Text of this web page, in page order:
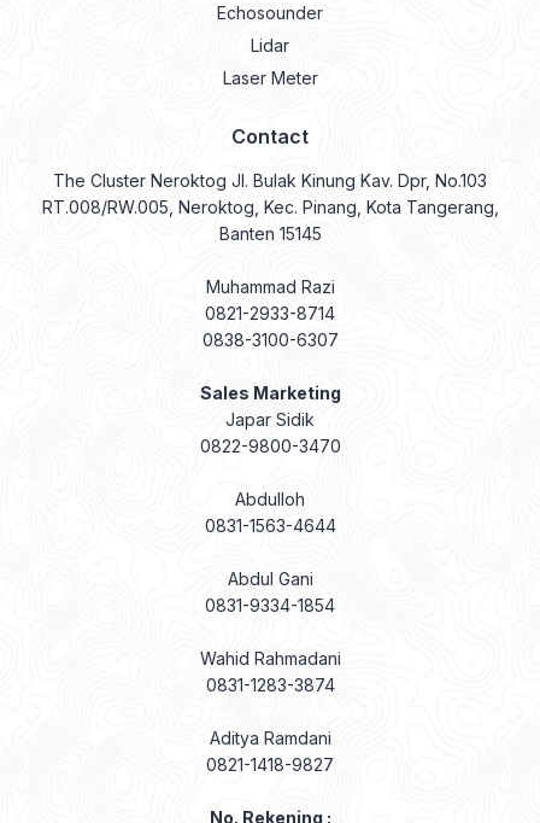
Echosounder
Lidar
Laser Meter
Contact
The Cluster Neroktog Jl. Bulak Kinung Kav. Dpr, No.103
RT.008/RW.005, Neroktog, Kec. Pinang, Kota Tangerang,
Banten 15145
Muhammad Razi
0821-2933-8714
0838-3100-6307
Sales Marketing
Japar Sidik
0822-9800-3470
Abdulloh
0831-1563-4644
Abdul Gani
0831-9334-1854
Wahid Rahmadani
0831-1283-3874
Aditya Ramdani
0821-1418-9827
No. Rekening :